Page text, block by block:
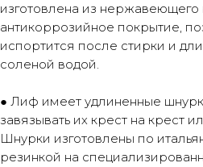
изготовлена из
антикоррозийное покрытие,
испортится после стирки и
соленой водой.
● Лиф имеет удлиненные
завязывать их крест на крест
Шнурки изготовлены по
резинкой на